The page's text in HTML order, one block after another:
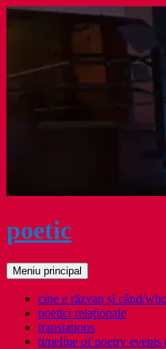
Sari
poetic
Caută
Meniu principal
cine e răzvan și când/
poetici relaţionale
translations
timeline of poetry events